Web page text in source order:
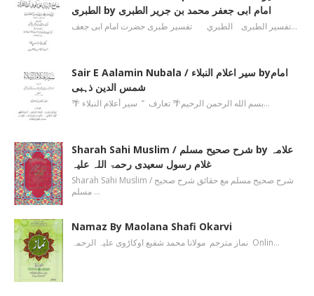
الطبری by امام ابی جعفر محمد بن جریر الطبری
تفسیر الطبری الطبري تفسیر طبری حضرت امام ابی جعف…
Sair E Aalamin Nubala / سیر اعلام النبلاء byامام
شمس الدین ذہبی
🌴 بسم الله الرحمن الرحیم🌴 تعارف ’’ سیر أعلام النبلاء…
Sharah Sahi Muslim / شرح صحیح مسلم by علامہ
غلام رسول سعیدی رحمۃ اللہ علیہ
Sharah Sahi Muslim / شرح صحیح مسلم مع حقائق شرح صحیح
مسلم …
Namaz By Maolana Shafi Okarvi
نماز مترجم مولانا محمد شفیع اوکاڑوی علیہ الرحمہ Onlin…